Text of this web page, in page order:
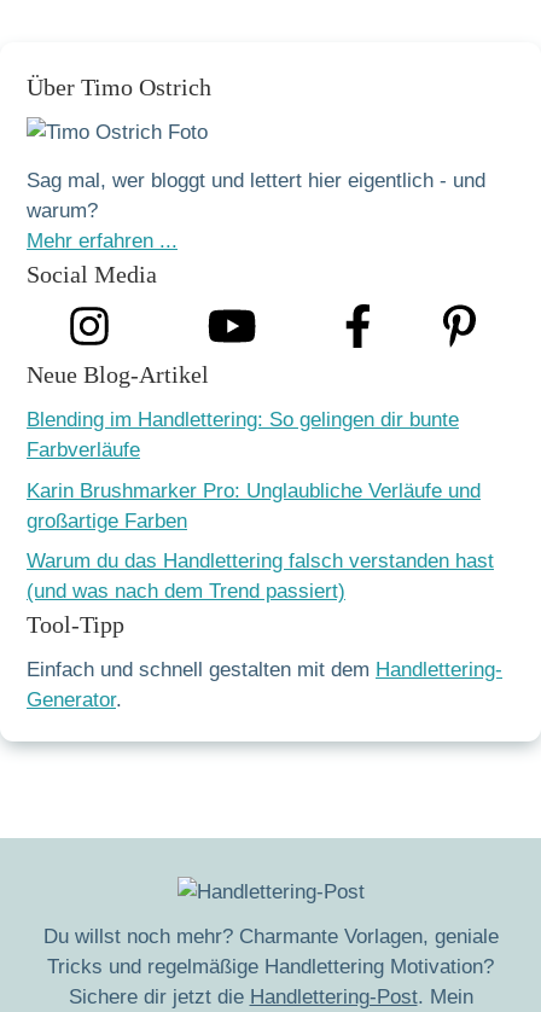
Über Timo Ostrich
Sag mal, wer bloggt und lettert hier eigentlich - und
warum?
Mehr erfahren ...
Social Media
Neue Blog-Artikel
Blending im Handlettering: So gelingen dir bunte
Farbverläufe
Karin Brushmarker Pro: Unglaubliche Verläufe und
großartige Farben
Warum du das Handlettering falsch verstanden hast
(und was nach dem Trend passiert)
Tool-Tipp
Einfach und schnell gestalten mit dem Handlettering-
Generator.
Du willst noch mehr? Charmante Vorlagen, geniale
Tricks und regelmäßige Handlettering Motivation?
Sichere dir jetzt die Handlettering-Post. Mein